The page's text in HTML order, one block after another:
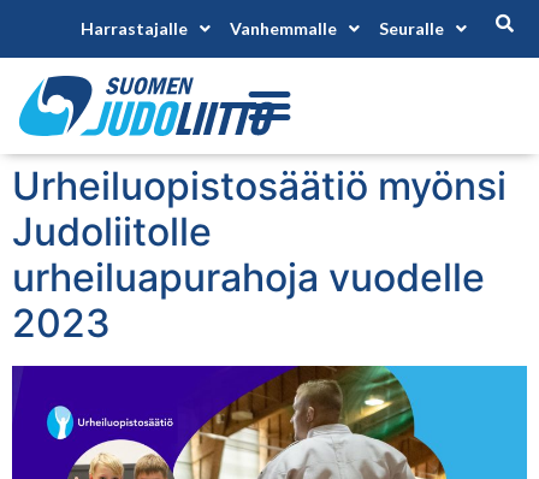
Harrastajalle Vanhemmalle Seuralle
Urheiluopistosäätiö myönsi
Judoliitolle
urheiluapurahoja vuodelle
2023